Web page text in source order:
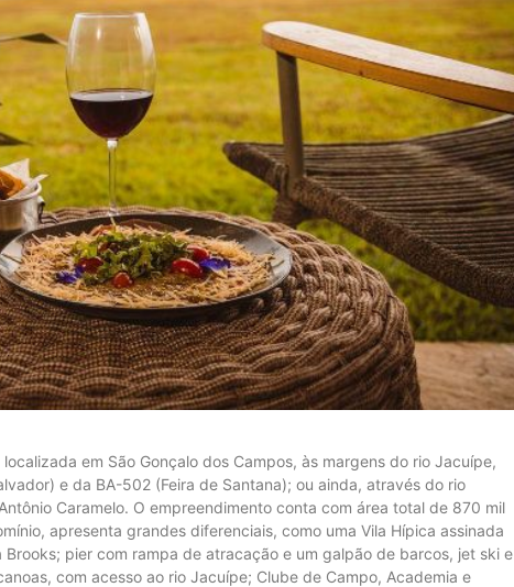
em São Gonçalo dos Campos, às margens do rio Jacuípe,
e da BA-502 (Feira de Santana); ou ainda, através do rio
Caramelo. O empreendimento conta com área total de 870 mil
apresenta grandes diferenciais, como uma Vila Hípica assinada
pier com rampa de atracação e um galpão de barcos, jet ski e
com acesso ao rio Jacuípe; Clube de Campo, Academia e